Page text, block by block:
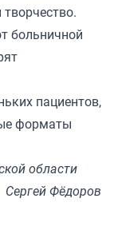
больничной
пациентов,
форматы
области
Сергей Фёдоров